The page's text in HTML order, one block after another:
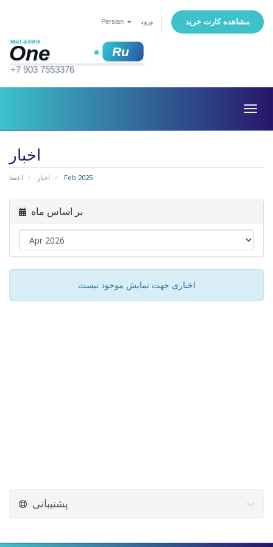
Persian ورود مشاهده کارت خرید
اخبار
اعضا اخبار Feb 2025
بر اساس ماه
اخباری جهت نمایش موجود نیست
پشتیبانی